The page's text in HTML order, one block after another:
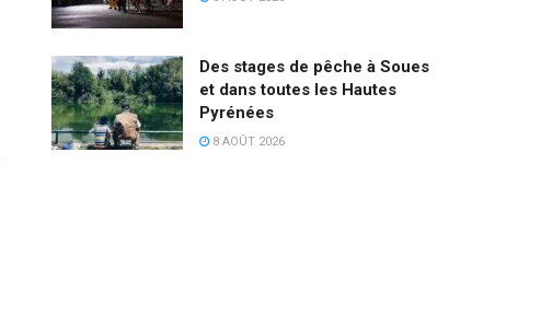
Des stages de pêche à Soues
et dans toutes les Hautes
Pyrénées
8 AOÛT 2026